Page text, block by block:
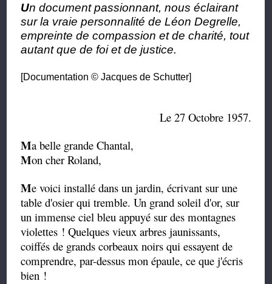
Un document passionnant, nous éclairant
sur la vraie personnalité de Léon Degrelle,
empreinte de compassion et de charité, tout
autant que de foi et de justice.
[Documentation © Jacques de Schutter]
Le 27 Octobre 1957.
Ma belle grande Chantal,
Mon cher Roland,
Me voici installé dans un jardin, écrivant sur une
table d'osier qui tremble. Un grand soleil d'or, sur
un immense ciel bleu appuyé sur des montagnes
violettes ! Quelques vieux arbres jaunissants,
coiffés de grands corbeaux noirs qui essayent de
comprendre, par-dessus mon épaule, ce que j'écris
bien !